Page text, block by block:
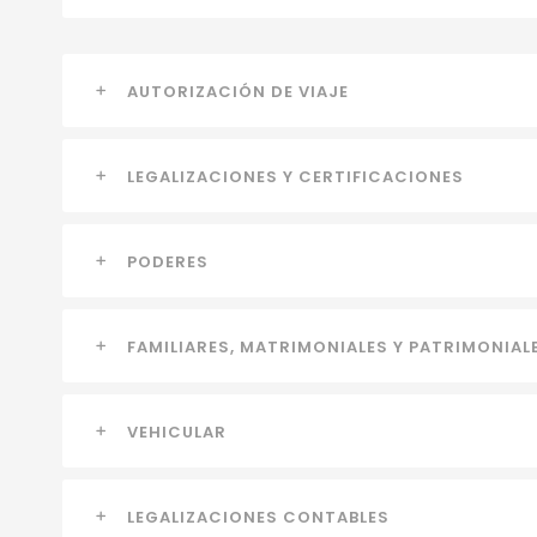
AUTORIZACIÓN DE VIAJE
LEGALIZACIONES Y CERTIFICACIONES
PODERES
FAMILIARES, MATRIMONIALES Y
VEHICULAR
LEGALIZACIONES CONTABLES